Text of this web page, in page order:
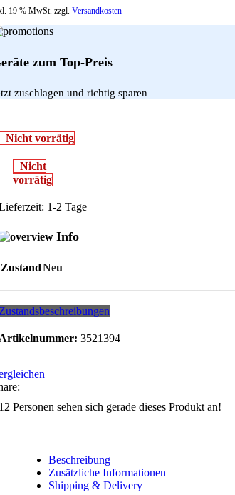
19 % MwSt. zzgl. Versandkosten
zum Top-Preis
zuschlagen und richtig sparen
Nicht vorrätig
Nicht
vorrätig
1-2 Tage
Info
ZustandNeu
3521394
Personen sehen sich gerade dieses Produkt an!
Beschreibung
Zusätzliche Informationen
Shipping & Delivery